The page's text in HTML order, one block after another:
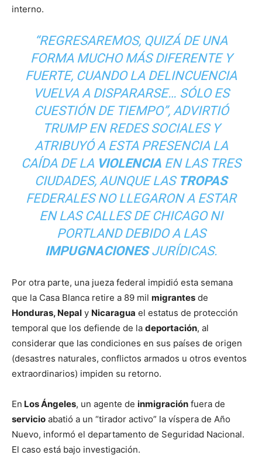
interno.
“REGRESAREMOS, QUIZÁ DE UNA
FORMA MUCHO MÁS DIFERENTE Y
FUERTE, CUANDO LA DELINCUENCIA
VUELVA A DISPARARSE… SÓLO ES
CUESTIÓN DE TIEMPO”, ADVIRTIÓ
TRUMP EN REDES SOCIALES Y
ATRIBUYÓ A ESTA PRESENCIA LA
CAÍDA DE LA VIOLENCIA EN LAS TRES
CIUDADES, AUNQUE LAS TROPAS
FEDERALES NO LLEGARON A ESTAR
EN LAS CALLES DE CHICAGO NI
PORTLAND DEBIDO A LAS
IMPUGNACIONESJURÍDICAS.
Por otra parte, una jueza federal impidió esta semana
que la Casa Blanca retire a 89 mil migrantes de
Honduras, Nepal y Nicaragua el estatus de protección
temporal que los defiende de la deportación, al
considerar que las condiciones en sus países de origen
(desastres naturales, conflictos armados u otros eventos
extraordinarios) impiden su retorno.
En Los Ángeles, un agente de inmigración fuera de
servicio abatió a un “tirador activo” la víspera de Año
Nuevo, informó el departamento de Seguridad Nacional.
El caso está bajo investigación.